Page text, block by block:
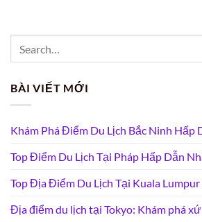
BÀI VIẾT MỚI
Khám Phá Điểm Du Lịch Bắc Ninh Hấp
Top Điểm Du Lịch Tại Pháp Hấp Dẫn
Top Địa Điểm Du Lịch Tại Kuala
Địa điểm du lịch tại Tokyo: Khám phá